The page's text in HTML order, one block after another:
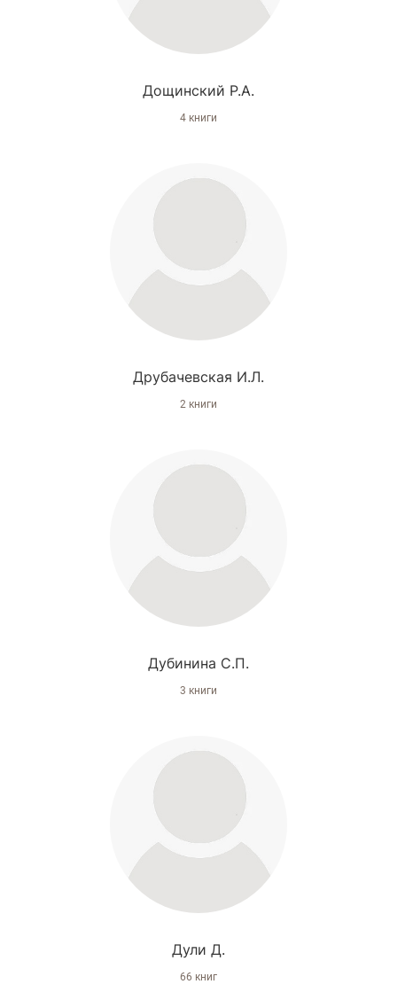
Дощинский Р.А.
4 книги
Друбачевская И.Л.
2 книги
Дубинина С.П.
3 книги
Дули Д.
66 книг